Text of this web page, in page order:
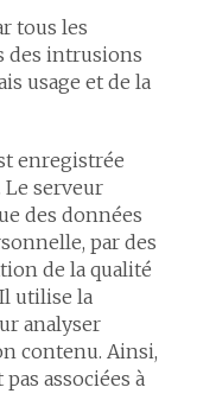
tous les
des intrusions
usage et de la
enregistrée
Le serveur
des données
par des
de la qualité
utilise la
analyser
contenu. Ainsi,
associées à